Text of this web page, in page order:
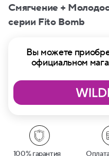
Смягчение +
серии Fito Bomb
Вы можете
официальном
100% гарантия